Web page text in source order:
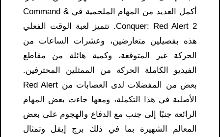
أكمل العديد من المهام الملحمية في Command &
Conquer: Red Alert 2. تتميز لعبة الوقت الفعلي
هذه بفصيلين متعارضين، وعشرات الساعات من
الحركة غير المتوقعة، وكمية هائلة من مقاطع
الفيديو الكاملة الحركة من الممثلين المحترفين.
بعض من المفضلات لدى العصابات من Red Alert
الأصلية في هذا التكملة، ومعها جاءت بعض المهام
الرائعة جنبًا إلى جنب مع الدفاع والهجوم على بعض
المعالم الشهيرة بما في ذلك برج إيفل وتمثال